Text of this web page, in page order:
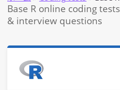
Base R online coding tests
& interview questions